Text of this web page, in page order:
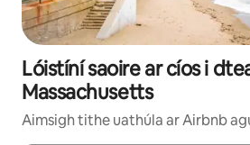
Lóistíní saoire ar cíos i
Massachusetts
Aimsigh tithe uathúla ar Airbnb